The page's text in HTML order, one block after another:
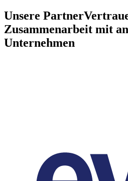
Unsere Partner
Zusammenarbeit mit
Unternehmen